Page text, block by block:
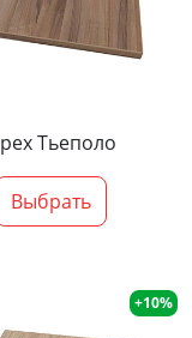
Тьеполо
Выбрать
+10%